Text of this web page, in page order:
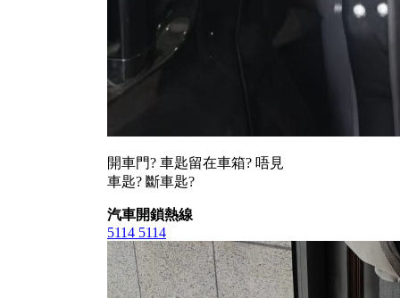
開車門? 車匙留在車箱? 唔見
車匙? 斷車匙?
汽車開鎖熱線
5114 5114